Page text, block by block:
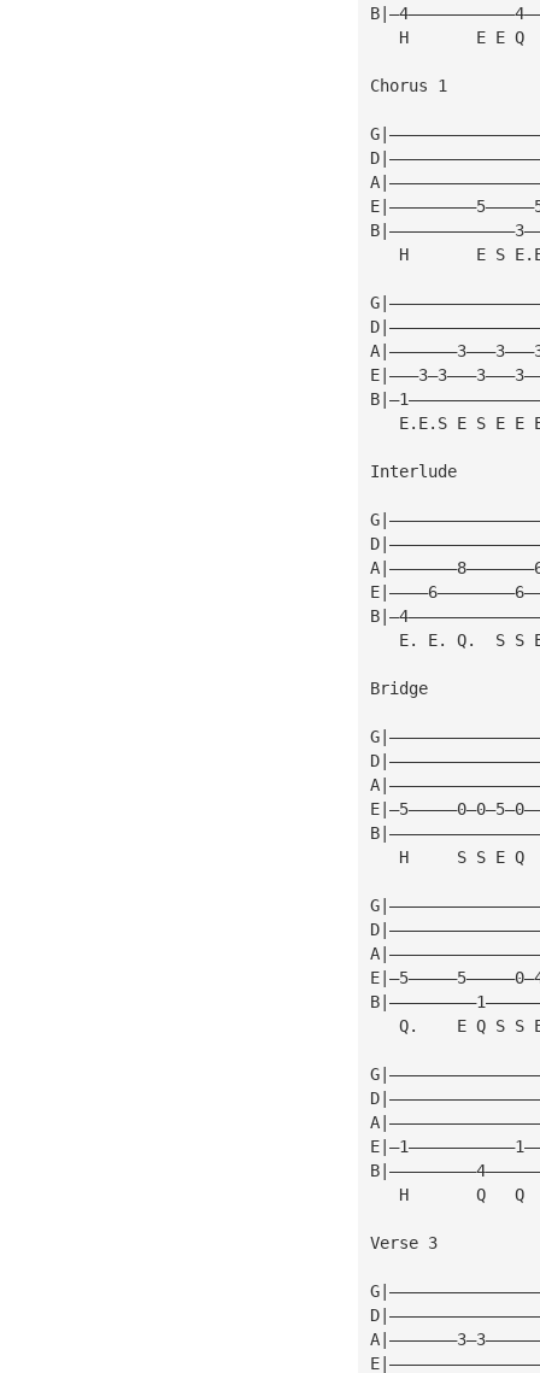
   H       E E Q
Chorus 1
H       E S
E.E.S E S E E
Interlude
E. E. Q.  S S
Bridge
H     S S E Q
Q.    E Q S S
H       Q   Q
Verse 3